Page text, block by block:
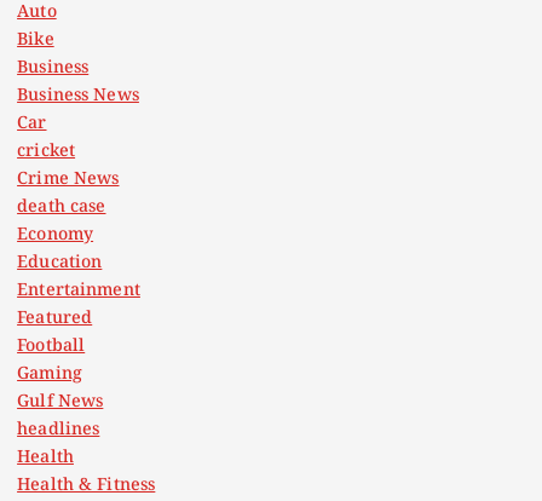
Auto
Bike
Business
Business News
Car
cricket
Crime News
death case
Economy
Education
Entertainment
Featured
Football
Gaming
Gulf News
headlines
Health
Health & Fitness